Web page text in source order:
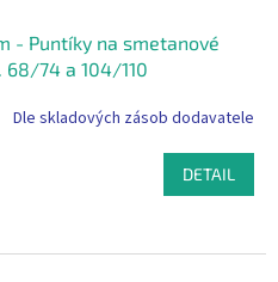
- Puntíky na smetanové
68/74 a 104/110
Dle skladových zásob dodavatele
DETAIL